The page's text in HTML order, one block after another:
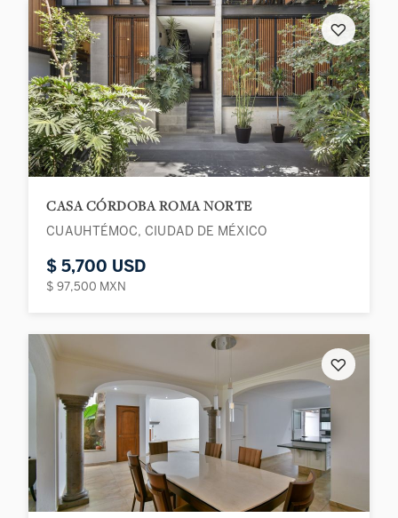
♡
CASA CÓRDOBA ROMA NORTE
CUAUHTÉMOC, CIUDAD DE MÉXICO
$ 5,700 USD
$ 97,500 MXN
♡